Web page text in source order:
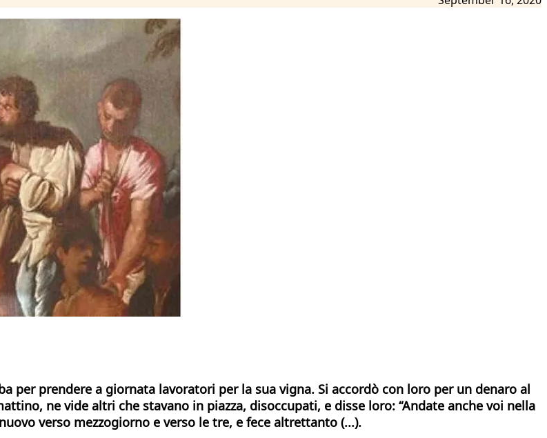
per prendere a giornata lavoratori per la sua vigna. Si accordò con loro per un denaro al
ne vide altri che stavano in piazza, disoccupati, e disse loro: “Andate anche voi nella
verso mezzogiorno e verso le tre, e fece altrettanto (...).